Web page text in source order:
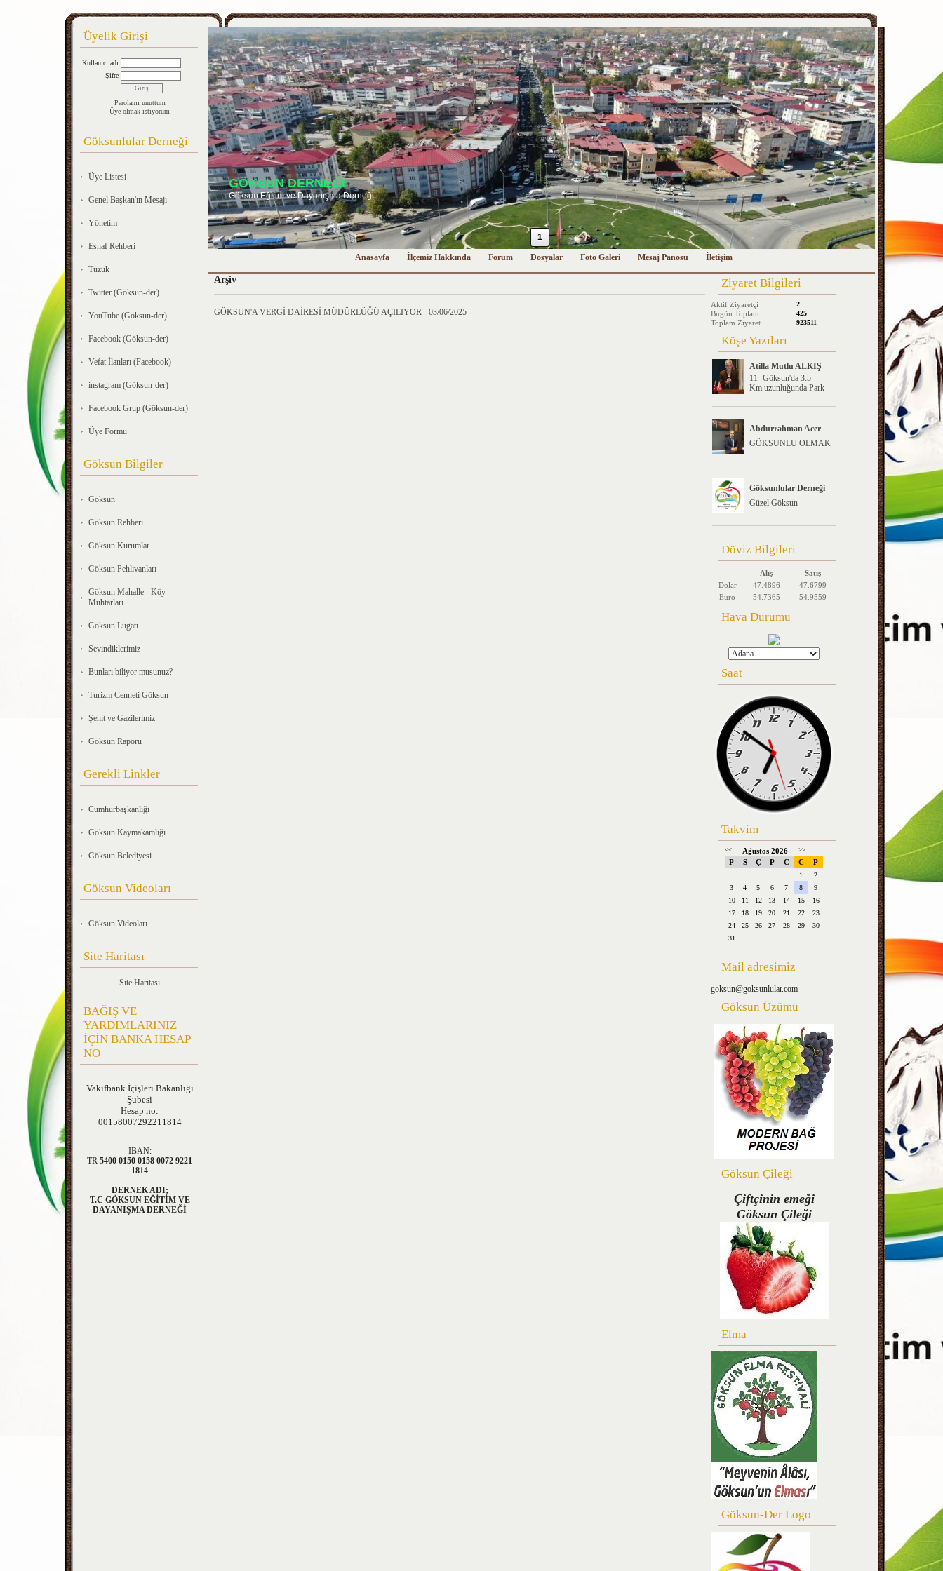
Üyelik Girişi
Kullanıcı adı
Şifre
Parolamı unuttum
Üye olmak istiyorum
Göksunlular Derneği
Üye Listesi
Genel Başkan'ın Mesajı
Yönetim
Esnaf Rehberi
Tüzük
Twitter (Göksun-der)
YouTube (Göksun-der)
Facebook (Göksun-der)
Vefat İlanları (Facebook)
instagram (Göksun-der)
Facebook Grup (Göksun-der)
Üye Formu
Göksun Bilgiler
Göksun
Göksun Rehberi
Göksun Kurumlar
Göksun Pehlivanları
Göksun Mahalle - Köy
Muhtarları
Göksun Lügatı
Sevindiklerimiz
Bunları biliyor musunuz?
Turizm Cenneti Göksun
Şehit ve Gazilerimiz
Göksun Raporu
Gerekli Linkler
Cumhurbaşkanlığı
Göksun Kaymakamlığı
Göksun Belediyesi
Göksun Videoları
Göksun Videoları
Site Haritası
Site Haritası
BAĞIŞ VE
YARDIMLARINIZ
İÇİN BANKA HESAP
NO
Vakıfbank İçişleri Bakanlığı
Şubesi
Hesap no:
00158007292211814
IBAN:
TR 5400 0150 0158 0072 9221
1814
DERNEK ADI;
T.C GÖKSUN EĞİTİM VE
DAYANIŞMA DERNEĞİ
GÖKSUN DERNEĞİ
Göksun Eğitim ve Dayanışma Derneği
1
Anasayfa İlçemiz Hakkında Forum Dosyalar Foto Galeri Mesaj Panosu İletişim
Arşiv
GÖKSUN'A VERGİ DAİRESİ MÜDÜRLÜĞÜ AÇILIYOR - 03/06/2025
Ziyaret Bilgileri
Aktif Ziyaretçi 2
Bugün Toplam 425
Toplam Ziyaret 923511
Köşe Yazıları
Atilla Mutlu ALKIŞ
11- Göksun'da 3.5
Km.uzunluğunda Park
Abdurrahman Acer
GÖKSUNLU OLMAK
Göksunlular Derneği
Güzel Göksun
Döviz Bilgileri
Alış
Satış
Dolar
47.4896
47.6799
Euro
54.7365 54.9559
Hava Durumu
Saat
Takvim
<< Ağustos 2026 >>
P S Ç P C C P
1
2
3
4 5 6 7 8
9
10
11 12 13 14 15
16
17
18 19 20 21 22
23
24
25 26 27 28 29
30
31
Mail adresimiz
goksun@goksunlular.com
Göksun Üzümü
Göksun Çileği
Çiftçinin emeği
Göksun Çileği
Elma
Göksun-Der Logo